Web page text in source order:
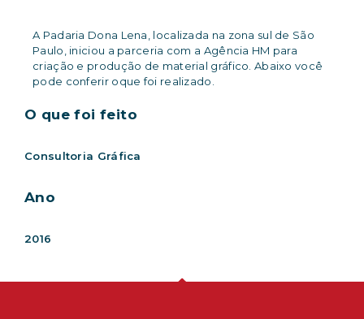
O que foi feito
Consultoria Gráfica
Ano
2016
A Padaria Dona Lena, localizada na zona sul de São
Paulo, iniciou a parceria com a Agência HM para
criação e produção de material gráfico. Abaixo você
pode conferir oque foi realizado.